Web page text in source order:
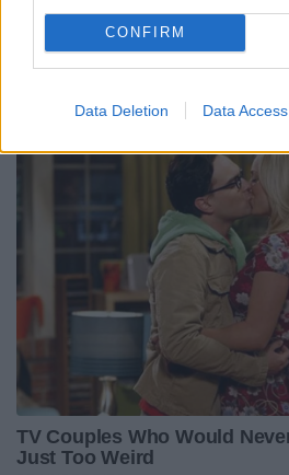
CONFIRM
Data Deletion Data Access